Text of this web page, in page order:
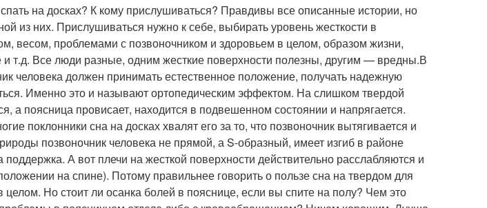
на досках? К кому прислушиваться? Правдивы все описанные истории, но
из них. Прислушиваться нужно к себе, выбирать уровень жесткости в
весом, проблемами с позвоночником и здоровьем в целом, образом жизни,
т.д. Все люди разные, одним жесткие поверхности полезны, другим — вредны.В
человека должен принимать естественное положение, получать надежную
Именно это и называют ортопедическим эффектом. На слишком твердой
а поясница провисает, находится в подвешенном состоянии и напрягается.
поклонники сна на досках хвалят его за то, что позвоночник вытягивается и
позвоночник человека не прямой, а S-образный, имеет изгиб в районе
А вот плечи на жесткой поверхности действительно расслабляются и
на спине). Потому правильнее говорить о пользе сна на твердом для
целом. Но стоит ли осанка болей в пояснице, если вы спите на полу? Чем это